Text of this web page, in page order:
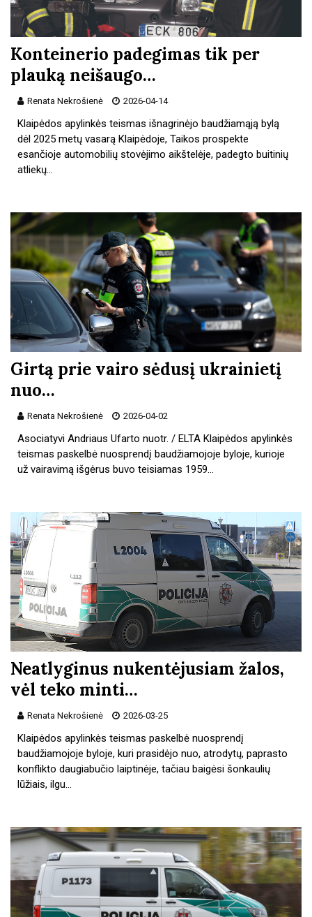
Konteinerio padegimas tik per
plauką neišaugo…
Renata Nekrošienė 2026-04-14
Klaipėdos apylinkės teismas išnagrinėjo baudžiamąją bylą
dėl 2025 metų vasarą Klaipėdoje, Taikos prospekte
esančioje automobilių stovėjimo aikštelėje, padegto buitinių
atliekų…
Girtą prie vairo sėdusį ukrainietį
nuo…
Renata Nekrošienė 2026-04-02
Asociatyvi Andriaus Ufarto nuotr. / ELTA Klaipėdos apylinkės
teismas paskelbė nuosprendį baudžiamojoje byloje, kurioje
už vairavimą išgėrus buvo teisiamas 1959…
Neatlyginus nukentėjusiam žalos,
vėl teko minti…
Renata Nekrošienė 2026-03-25
Klaipėdos apylinkės teismas paskelbė nuosprendį
baudžiamojoje byloje, kuri prasidėjo nuo, atrodytų, paprasto
konflikto daugiabučio laiptinėje, tačiau baigėsi šonkaulių
lūžiais, ilgu…